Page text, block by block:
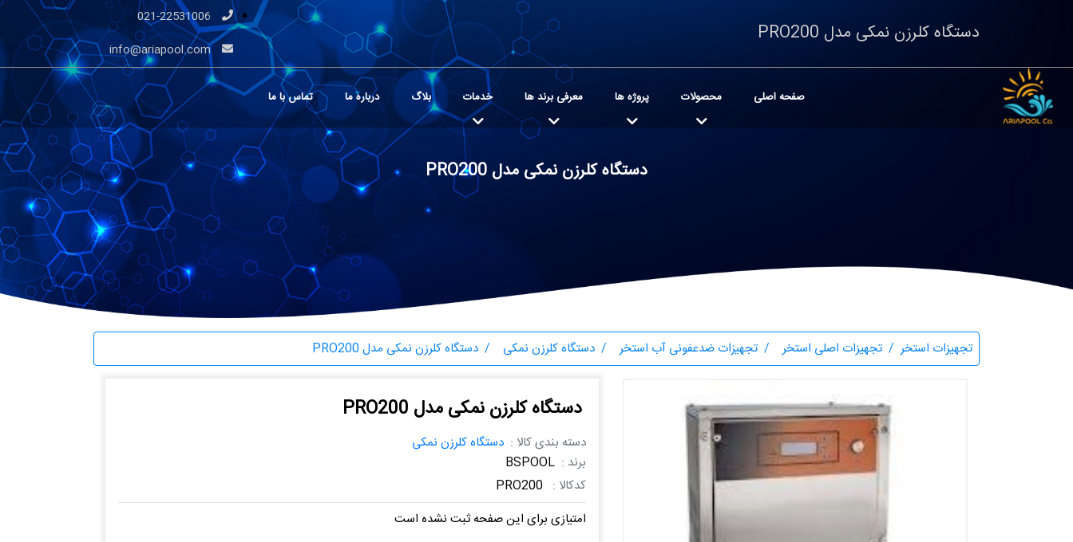
دستگاه کلرزن نمکی مدل PRO200
info@ariapool.com
صفحه اصلی محصولات پروژه ها معرفی برند ها خدمات بلاگ درباره ما تماس با ما
دستگاه کلرزن نمکی مدل PRO200
تجهیزات استخر تجهیزات اصلی استخر تجهیزات ضدعفونی آب استخر دستگاه کلرزن نمکی دستگاه کلرزن نمکی مدل PRO200
دستگاه کلرزن نمکی مدل PRO200
دسته بندی کالا : دستگاه کلرزن نمکی
برند : BSPOOL
کدکالا : PRO200
امتیازی برای این صفحه ثبت نشده است